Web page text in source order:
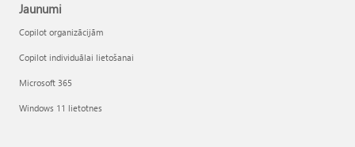
Jaunumi
Copilot organizācijām
Copilot individuālai lietošanai
Microsoft 365
Windows 11 lietotnes